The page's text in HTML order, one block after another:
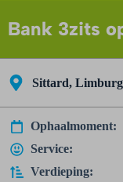
Bank 3zits
Sittard,
Ophaalmoment:
Service:
Verdieping: